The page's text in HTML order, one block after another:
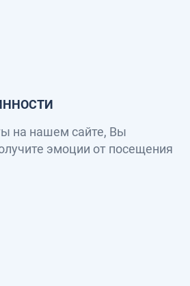
на нашем сайте, Вы
эмоции от посещения